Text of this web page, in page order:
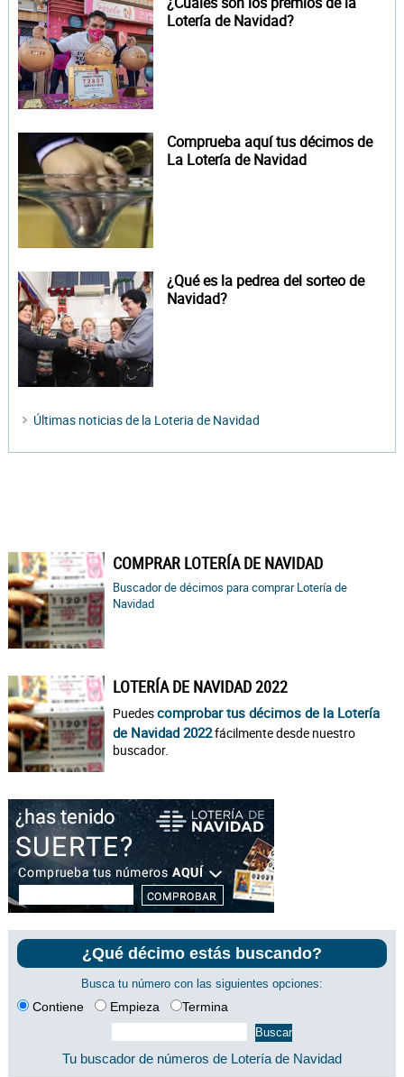
Lotería de Navidad?
Comprueba aquí tus décimos de
La Lotería de Navidad
¿Qué es la pedrea del sorteo de
Navidad?
Últimas noticias de la Loteria de Navidad
COMPRAR LOTERÍA DE NAVIDAD
Buscador de décimos para comprar Lotería de
Navidad
LOTERÍA DE NAVIDAD 2022
Puedescomprobar tus décimos de la Lotería
de Navidad 2022fácilmente desde nuestro
buscador.
¿Qué décimo estás buscando?
Busca tu número con las siguientes opciones:
Contiene Empieza Termina
Tu buscador de números de Lotería de Navidad